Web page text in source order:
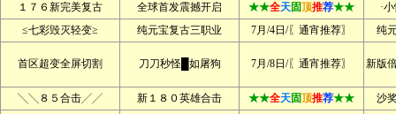
１７６新完美复古
全球首发震撼开启 ★★全天固顶推荐★★
·
≤七彩毁灭轻变≥
纯元宝复古三职业 7月/4日/〖通宵推荐〗 纯
首区超变全屏切割 刀刀秒怪█如屠狗 7月/8日/〖通宵推荐〗 新版
╲╲８５合击╱╱ 新１８０英雄合击 ★★全天固顶推荐★★
沙